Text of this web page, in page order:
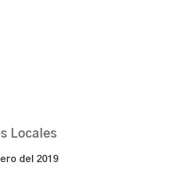
Locales
del 2019